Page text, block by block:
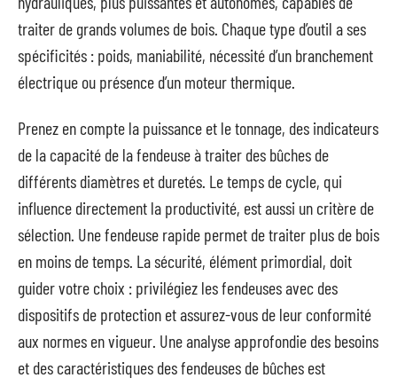
traiter de grands volumes de bois. Chaque type d’outil a ses
spécificités : poids, maniabilité, nécessité d’un branchement
électrique ou présence d’un moteur thermique.
Prenez en compte la puissance et le tonnage, des indicateurs
de la capacité de la fendeuse à traiter des bûches de
différents diamètres et duretés. Le temps de cycle, qui
influence directement la productivité, est aussi un critère de
sélection. Une fendeuse rapide permet de traiter plus de bois
en moins de temps. La sécurité, élément primordial, doit
guider votre choix : privilégiez les fendeuses avec des
dispositifs de protection et assurez-vous de leur conformité
aux normes en vigueur. Une analyse approfondie des besoins
et des caractéristiques des fendeuses de bûches est